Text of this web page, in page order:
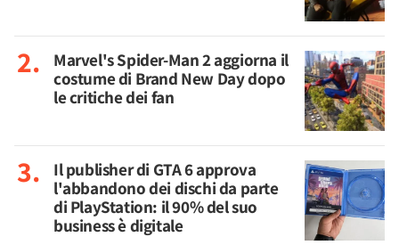
Marvel's Spider-Man 2 aggiorna il
costume di Brand New Day dopo
le critiche dei fan
Il publisher di GTA 6 approva
l'abbandono dei dischi da parte
di PlayStation: il 90% del suo
business è digitale